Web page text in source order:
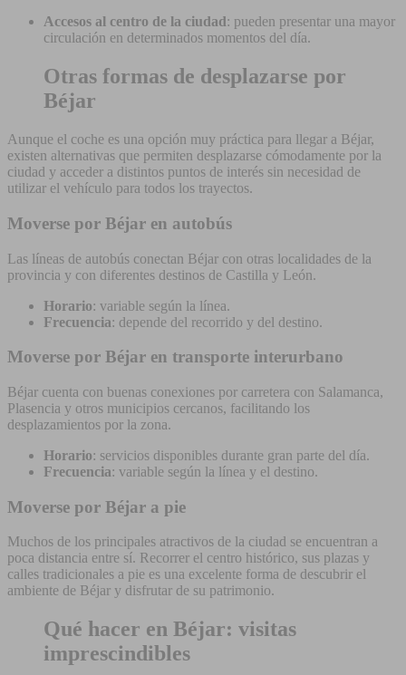
Accesos al centro de la ciudad: pueden presentar una mayor
circulación en determinados momentos del día.
Otras formas de desplazarse por
Béjar
Aunque el coche es una opción muy práctica para llegar a Béjar,
existen alternativas que permiten desplazarse cómodamente por la
ciudad y acceder a distintos puntos de interés sin necesidad de
utilizar el vehículo para todos los trayectos.
Moverse por Béjar en autobús
Las líneas de autobús conectan Béjar con otras localidades de la
provincia y con diferentes destinos de Castilla y León.
Horario: variable según la línea.
Frecuencia: depende del recorrido y del destino.
Moverse por Béjar en transporte interurbano
Béjar cuenta con buenas conexiones por carretera con Salamanca,
Plasencia y otros municipios cercanos, facilitando los
desplazamientos por la zona.
Horario: servicios disponibles durante gran parte del día.
Frecuencia: variable según la línea y el destino.
Moverse por Béjar a pie
Muchos de los principales atractivos de la ciudad se encuentran a
poca distancia entre sí. Recorrer el centro histórico, sus plazas y
calles tradicionales a pie es una excelente forma de descubrir el
ambiente de Béjar y disfrutar de su patrimonio.
Qué hacer en Béjar: visitas
imprescindibles